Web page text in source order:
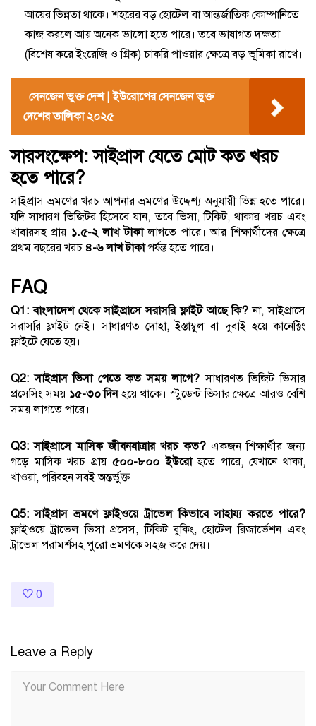
আয়ের ভিন্নতা থাকে। শহরের বড় হোটেল বা আন্তর্জাতিক কোম্পানিতে
কাজ করলে আয় অনেক ভালো হতে পারে। তবে ভাষাগত দক্ষতা
(বিশেষ করে ইংরেজি ও গ্রিক) চাকরি পাওয়ার ক্ষেত্রে বড় ভূমিকা রাখে।
সেনজেন ভুক্ত দেশ | ইউরোপের সেনজেন ভুক্ত
দেশের তালিকা ২০২৫
সারসংক্ষেপ: সাইপ্রাস যেতে মোট কত খরচ
হতে পারে?
সাইপ্রাস ভ্রমণের খরচ আপনার ভ্রমণের উদ্দেশ্য অনুযায়ী ভিন্ন হতে পারে।
যদি সাধারণ ভিজিটর হিসেবে যান, তবে ভিসা, টিকিট, থাকার খরচ এবং
খাবারসহ প্রায় ১.৫-২ লাখ টাকালাগতে পারে। আর শিক্ষার্থীদের ক্ষেত্রে
প্রথম বছরের খরচ ৪-৬ লাখ টাকাপর্যন্ত হতে পারে।
FAQ
Q1: বাংলাদেশ থেকে সাইপ্রাসে সরাসরি ফ্লাইট আছে কি? না, সাইপ্রাসে
সরাসরি ফ্লাইট নেই। সাধারণত দোহা, ইস্তাম্বুল বা দুবাই হয়ে কানেক্টিং
ফ্লাইটে যেতে হয়।
Q2: সাইপ্রাস ভিসা পেতে কত সময় লাগে? সাধারণত ভিজিট ভিসার
প্রসেসিং সময় ১৫-৩০ দিনহয়ে থাকে। স্টুডেন্ট ভিসার ক্ষেত্রে আরও বেশি
সময় লাগতে পারে।
Q3: সাইপ্রাসে মাসিক জীবনযাত্রার খরচ কত? একজন শিক্ষার্থীর জন্য
গড়ে মাসিক খরচ প্রায়৫০০-৮০০ ইউরোহতে পারে, যেখানে থাকা,
খাওয়া, পরিবহন সবই অন্তর্ভুক্ত।
Q5: সাইপ্রাস ভ্রমণে ফ্লাইওয়ে ট্রাভেল কিভাবে সাহায্য করতে পারে?
ফ্লাইওয়ে ট্রাভেল ভিসা প্রসেস, টিকিট বুকিং, হোটেল রিজার্ভেশন এবং
ট্রাভেল পরামর্শসহ পুরো ভ্রমণকে সহজ করে দেয়।
0
Leave a Reply